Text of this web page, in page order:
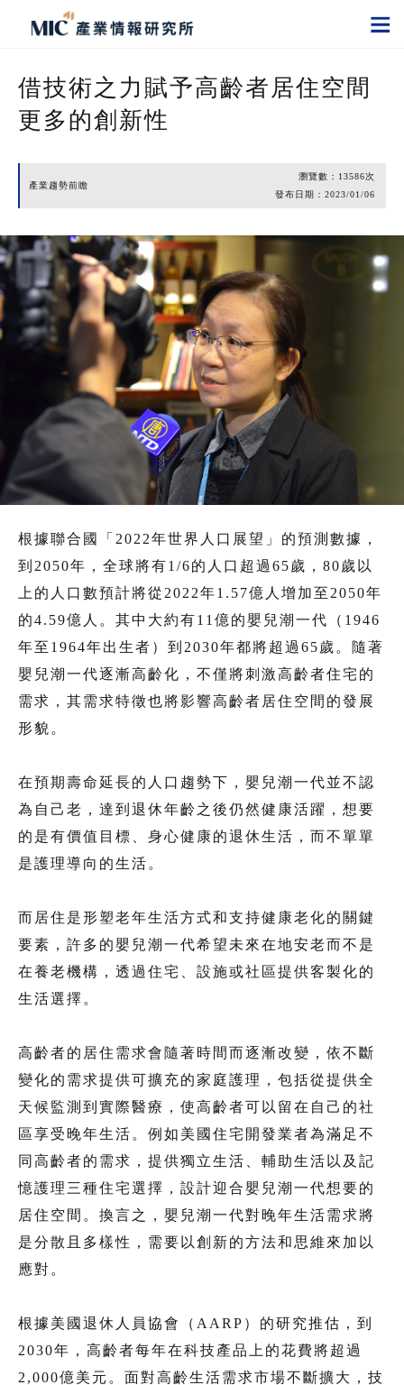
借技術之力賦予高齡者居住空間
更多的創新性
產業趨勢前瞻
瀏覽數： 13586次
發布日期： 2023/01/06
根據聯合國「2022年世界人口展望」的預測數據，
到2050年，全球將有1/6的人口超過65歲，80歲以
上的人口數預計將從2022年1.57億人增加至2050年
的4.59億人。其中大約有11億的嬰兒潮一代（1946
年至1964年出生者）到2030年都將超過65歲。隨著
嬰兒潮一代逐漸高齡化，不僅將刺激高齡者住宅的
需求，其需求特徵也將影響高齡者居住空間的發展
形貌。
在預期壽命延長的人口趨勢下，嬰兒潮一代並不認
為自己老，達到退休年齡之後仍然健康活躍，想要
的是有價值目標、身心健康的退休生活，而不單單
是護理導向的生活。
而居住是形塑老年生活方式和支持健康老化的關鍵
要素，許多的嬰兒潮一代希望未來在地安老而不是
在養老機構，透過住宅、設施或社區提供客製化的
生活選擇。
高齡者的居住需求會隨著時間而逐漸改變，依不斷
變化的需求提供可擴充的家庭護理，包括從提供全
天候監測到實際醫療，使高齡者可以留在自己的社
區享受晚年生活。例如美國住宅開發業者為滿足不
同高齡者的需求，提供獨立生活、輔助生活以及記
憶護理三種住宅選擇，設計迎合嬰兒潮一代想要的
居住空間。換言之，嬰兒潮一代對晚年生活需求將
是分散且多樣性，需要以創新的方法和思維來加以
應對。
根據美國退休人員協會（AARP）的研究推估，到
2030年，高齡者每年在科技產品上的花費將超過
2,000億美元。面對高齡生活需求市場不斷擴大，技